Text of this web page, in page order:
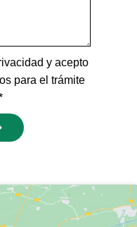
y acepto
para el trámite